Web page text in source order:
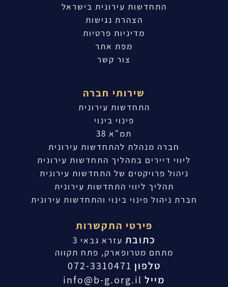
התחדשות עירונית בישראל
הצהרת נגישות
מדיניות פרטיות
מפת אתר
צור קשר
שירותי חברה
התחדשות עירונית
פינוי בינוי
תמ"א 38
חברה מנהלת להתחדשות עירונית
ליווי דיירים בתהליך התחדשות עירונית
ניהול פרויקטים של התחדשות עירונית
תהליך ליווי התחדשות עירונית
חברת ניהול פינוי בינוי והתחדשות עירונית
פירטי התקשרות
כתובת עזרא גבאי 3
מתחם מטרופארק, פתח תקווה
טלפון 072-3310471
מייל info@b-g.org.il